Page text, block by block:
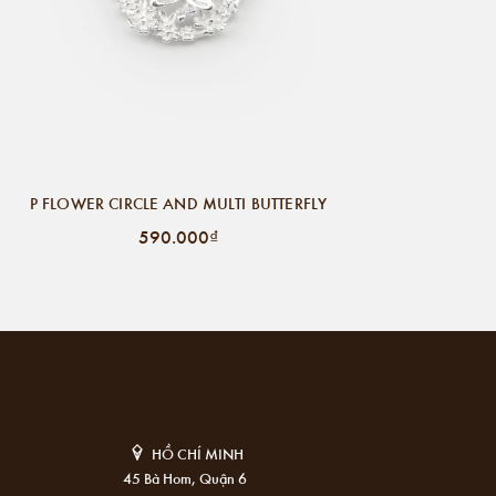
P FLOWER CIRCLE AND MULTI BUTTERFLY
590.000₫
HỒ CHÍ MINH
45 Bà Hom, Quận 6